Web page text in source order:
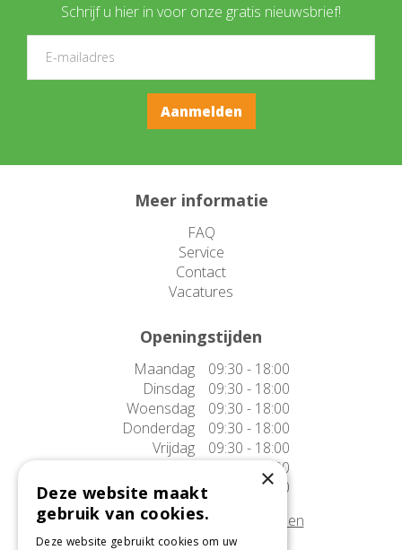
Schrijf u hier in voor onze gratis nieuwsbrief!
Meer informatie
FAQ
Service
Contact
Vacatures
Openingstijden
Maandag
09:30 - 18:00
Dinsdag
09:30 - 18:00
Woensdag
09:30 - 18:00
Donderdag
09:30 - 18:00
Vrijdag
09:30 - 18:00
Zaterdag
09:30 - 17:00
Zondag
10:00 - 17:00
Afwijkende openingstijden tonen
×
Deze website maakt
gebruik van cookies.
Deze website gebruikt cookies om uw